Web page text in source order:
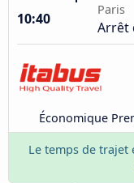
10:40
Paris
Arrêt
Économique
Le temps de trajet